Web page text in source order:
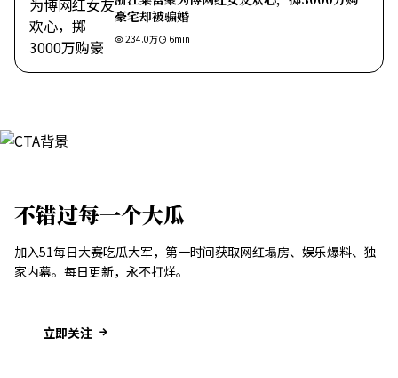
豪宅却被骗婚
234.0万 6min
不错过每一个大瓜
加入51每日大赛吃瓜大军，第一时间获取网红塌房、娱乐爆料、独
家内幕。每日更新，永不打烊。
立即关注